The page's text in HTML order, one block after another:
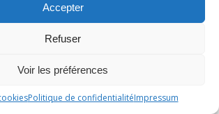
Accepter
Refuser
Voir les préférences
Politique de confidentialitéImpressum